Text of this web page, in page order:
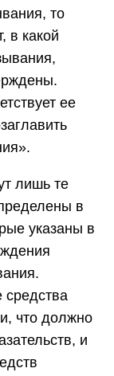
то
в какой
ее
лишь те
в
указаны в
средства
что должно
и